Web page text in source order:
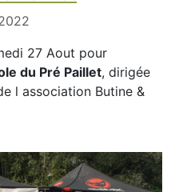
27 Aout pour
du Pré Paillet, dirigée
l association Butine &